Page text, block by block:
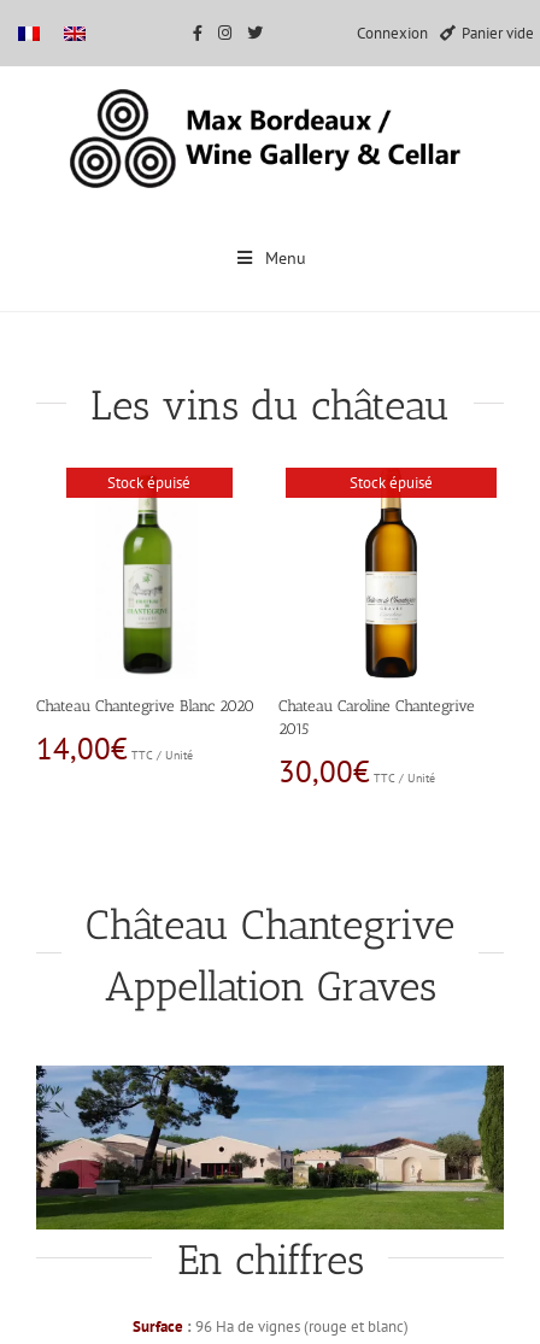
Connexion Panier vide
Menu
Les vins du château
Stock épuisé
Chateau Chantegrive Blanc 2020
14,00€ TTC / Unité
Stock épuisé
Chateau Caroline Chantegrive
2015
30,00€ TTC / Unité
Château Chantegrive
Appellation Graves
En chiffres
Surface: 96 Ha de vignes (rouge et blanc)